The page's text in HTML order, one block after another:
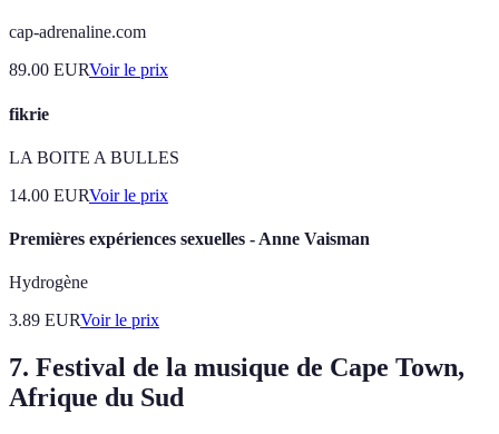
cap-adrenaline.com
89.00 EURVoir le prix
fikrie
LA BOITE A BULLES
14.00 EURVoir le prix
Premières expériences sexuelles - Anne Vaisman
Hydrogène
3.89 EURVoir le prix
7. Festival de la musique de Cape Town,
Afrique du Sud